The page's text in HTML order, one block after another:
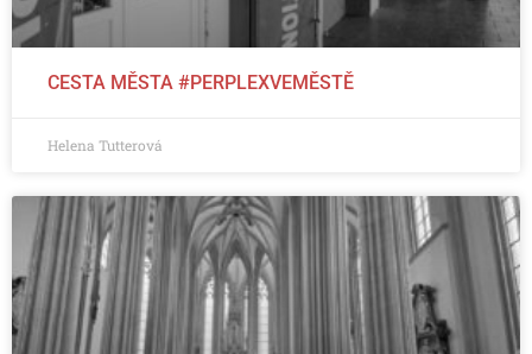
CESTA MĚSTA #PERPLEXVEMĚSTĚ
Helena Tutterová